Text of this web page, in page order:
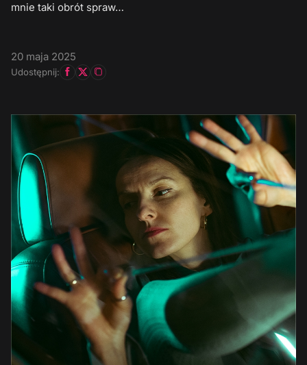
mnie taki obrót spraw…
20 maja 2025
Udostępnij: